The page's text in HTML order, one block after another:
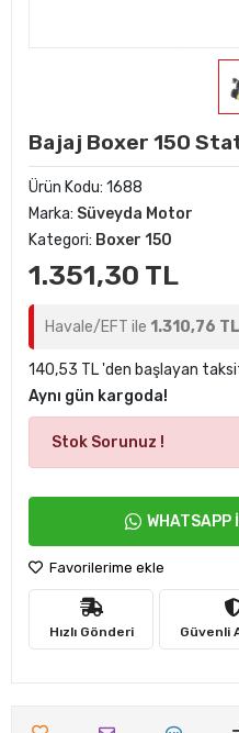
Bajaj Boxer 150
Ürün Kodu: 1688
Marka: Süveyda Motor
Kategori: Boxer 150
1.351,30 TL
Havale/EFT ile 1.310,76 TL
140,53 TL 'den başlayan
Aynı gün kargoda!
Stok Sorunuz !
WHATSAPP
Favorilerime ekle
Hızlı Gönderi Güvenli